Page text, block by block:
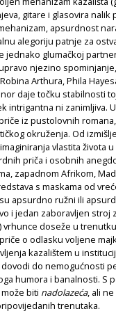
gitare i glasovira
apsurdnost
alegoriju patnje za
jednako glumačkoj
njezino
Arthura, Phila
daje točku stabilnosti
intrigantna ni zanimljiva.
iz pustolovnih
okruženja. Od
vlastita života
priča i osobnih
zapadnom Afrikom,
s maskama od
apsurdno ružni ili
i jedan zaboravljen stroj
vrhunce doseže u
o odlasku voljene
kazalištem u
do nemogućnosti
humora i banalnosti.
biti nadolazeća, ali
trenutaka.